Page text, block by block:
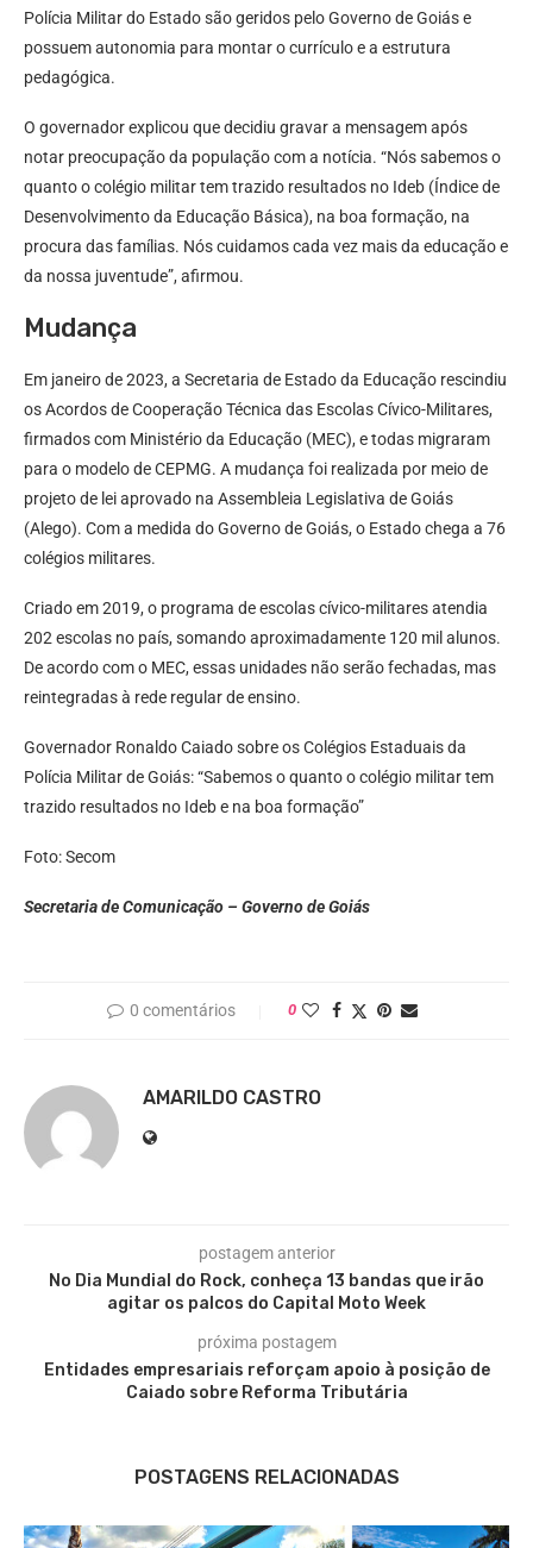
Polícia Militar do Estado são geridos pelo Governo de Goiás e
possuem autonomia para montar o currículo e a estrutura
pedagógica.
O governador explicou que decidiu gravar a mensagem após
notar preocupação da população com a notícia. “Nós sabemos o
quanto o colégio militar tem trazido resultados no Ideb (Índice de
Desenvolvimento da Educação Básica), na boa formação, na
procura das famílias. Nós cuidamos cada vez mais da educação e
da nossa juventude”, afirmou.
Mudança
Em janeiro de 2023, a Secretaria de Estado da Educação rescindiu
os Acordos de Cooperação Técnica das Escolas Cívico-Militares,
firmados com Ministério da Educação (MEC), e todas migraram
para o modelo de CEPMG. A mudança foi realizada por meio de
projeto de lei aprovado na Assembleia Legislativa de Goiás
(Alego). Com a medida do Governo de Goiás, o Estado chega a 76
colégios militares.
Criado em 2019, o programa de escolas cívico-militares atendia
202 escolas no país, somando aproximadamente 120 mil alunos.
De acordo com o MEC, essas unidades não serão fechadas, mas
reintegradas à rede regular de ensino.
Governador Ronaldo Caiado sobre os Colégios Estaduais da
Polícia Militar de Goiás: “Sabemos o quanto o colégio militar tem
trazido resultados no Ideb e na boa formação”
Foto: Secom
Secretaria de Comunicação – Governo de Goiás
0 comentários 0
AMARILDO CASTRO
postagem anterior
No Dia Mundial do Rock, conheça 13 bandas que irão
agitar os palcos do Capital Moto Week
próxima postagem
Entidades empresariais reforçam apoio à posição de
Caiado sobre Reforma Tributária
POSTAGENS RELACIONADAS